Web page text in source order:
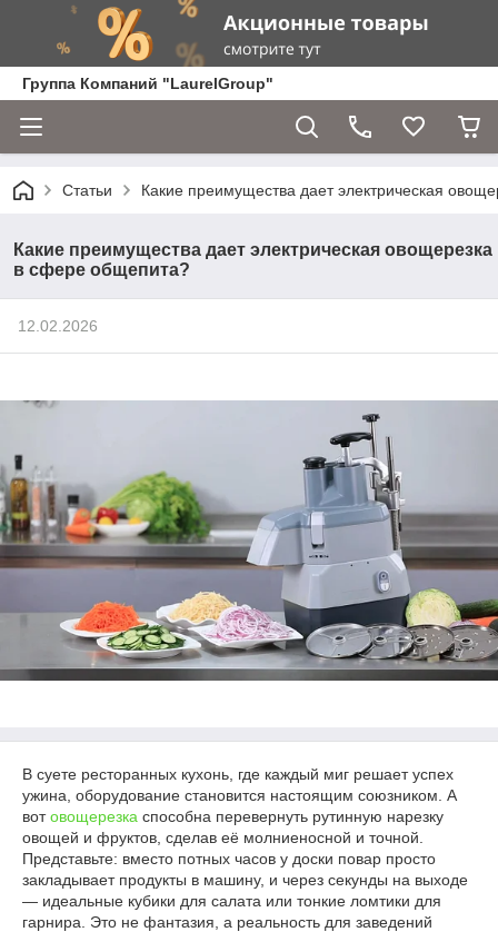
Группа Компаний "LaurelGroup"
Статьи Какие преимущества дает электрическая
Какие преимущества дает электрическая овощерезка
в сфере общепита?
12.02.2026
В суете ресторанных кухонь, где каждый миг решает успех
ужина, оборудование становится настоящим союзником. А
вотовощерезка способна перевернуть рутинную нарезку
овощей и фруктов, сделав её молниеносной и точной.
Представьте: вместо потных часов у доски повар просто
закладывает продукты в машину, и через секунды на выходе
— идеальные кубики для салата или тонкие ломтики для
гарнира. Это не фантазия, а реальность для заведений